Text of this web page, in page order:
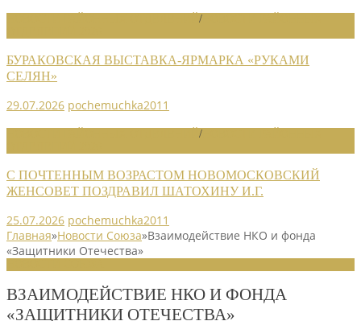
/
БУРАКОВСКАЯ ВЫСТАВКА-ЯРМАРКА «РУКАМИ
СЕЛЯН»
29.07.2026 pochemuchka2011
/
С ПОЧТЕННЫМ ВОЗРАСТОМ НОВОМОСКОВСКИЙ
ЖЕНСОВЕТ ПОЗДРАВИЛ ШАТОХИНУ И.Г.
25.07.2026 pochemuchka2011
Главная»Новости Союза»Взаимодействие НКО и фонда
«Защитники Отечества»
ВЗАИМОДЕЙСТВИЕ НКО И ФОНДА
«ЗАЩИТНИКИ ОТЕЧЕСТВА»